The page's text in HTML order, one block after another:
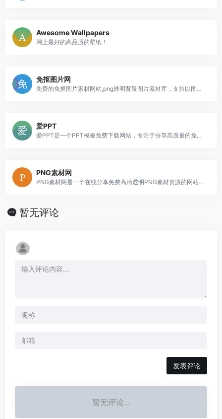
Awesome Wallpapers
网上最好的高品质的壁纸！
免抠图片网
免费的免抠图片素材网站,png透明背景图片素材库，支持以图搜图功能，提供了海量的高质量免抠图片素材免费下载，专门为设计师搜索和分享优质的无背景图和剪贴画，用户无需注册即可免费下载使用。
爱PPT
爱PPT是一个PPT模板免费下载网站，专注于分享高质量的免费PPT模板下载网站，汇集海量精品PPT模板文档资源，旨在提升用户办公效率，目前网站收集包括ppt模板、PPT图表、PPT背景图片、PPT素材、PPT教程等各类PPT资源，PPT素材模板下载无需注册登录，直接在线，永久免费的PPT模板下载网站。
PNG素材网
PNG素材网是一个在线分享免费高清透明PNG素材资源的网站，提供海量的免抠素材。这些素材由网友上传，包括原创设计元素和公共领域的素材。用户可以免费下载这些PNG图片，网站内容持续更新，拥有超过900万个素材，包括位图、透明背景素材、高清PNG图片、漂浮元素、装饰元素、标签元素、字体元素和图标元素等。
暂无评论
发表评论
暂无评论...